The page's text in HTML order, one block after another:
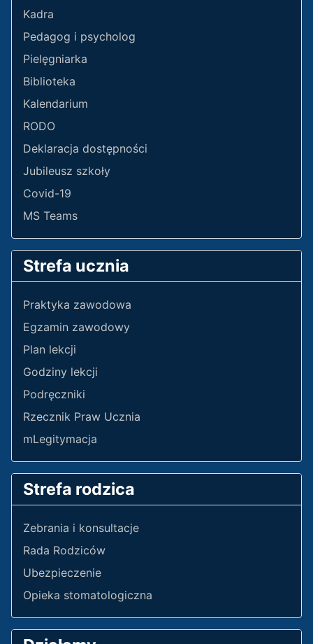
Kadra
Pedagog i psycholog
Pielęgniarka
Biblioteka
Kalendarium
RODO
Deklaracja dostępności
Jubileusz szkoły
Covid-19
MS Teams
Strefa ucznia
Praktyka zawodowa
Egzamin zawodowy
Plan lekcji
Godziny lekcji
Podręczniki
Rzecznik Praw Ucznia
mLegitymacja
Strefa rodzica
Zebrania i konsultacje
Rada Rodziców
Ubezpieczenie
Opieka stomatologiczna